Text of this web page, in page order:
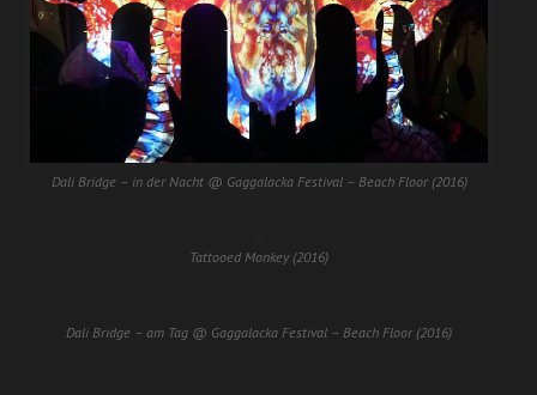
Dali Bridge – in der Nacht @ Gaggalacka Festival – Beach Floor (2016)
Tattooed Monkey (2016)
Dali Bridge – am Tag @ Gaggalacka Festival – Beach Floor (2016)